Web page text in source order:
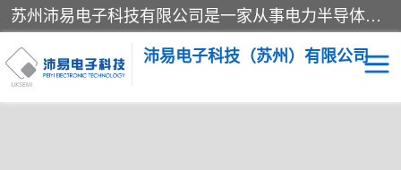
苏州沛易电子科技有限公司是一家从事电力半导体器件和电子元器件的专业代理及分销商，产品包括：IGBT模块、IPM模块、PIM模块、二极管、三极管、可控硅、整流桥、IGBT单管、IGBT电路驱动板、GTR达林顿模块、快恢复二极管、肖特基二极管、熔断器、IC集成电路、快速熔断器等。
沛易电子科技（苏州）有限公司